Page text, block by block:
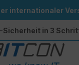
springen
internationaler
Sicherheit in 3